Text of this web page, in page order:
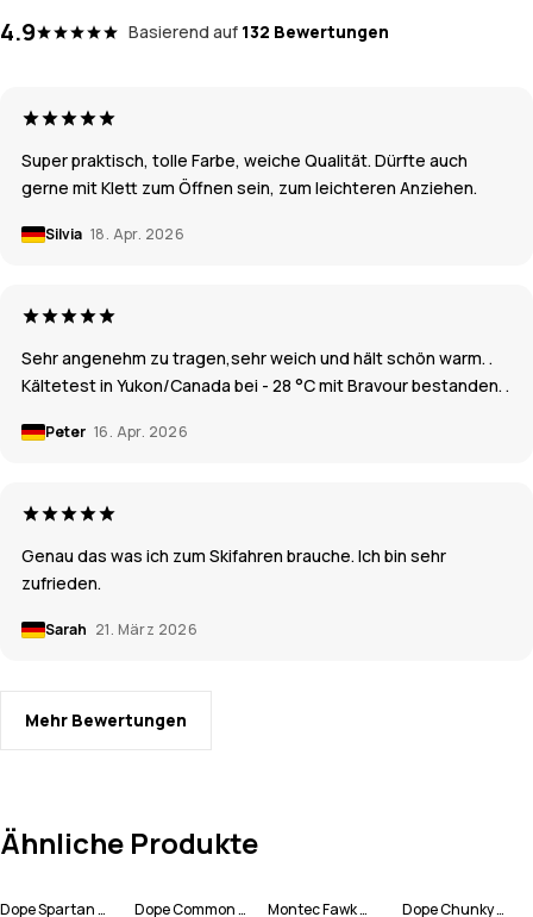
4.9 Basierend auf 132 Bewertungen
Super praktisch, tolle Farbe, weiche Qualität. Dürfte auch
gerne mit Klett zum Öffnen sein, zum leichteren Anziehen.
Silvia 18. Apr. 2026
Sehr angenehm zu tragen,sehr weich und hält schön warm. .
Kältetest in Yukon/Canada bei - 28 °C mit Bravour bestanden. .
Peter 16. Apr. 2026
Genau das was ich zum Skifahren brauche. Ich bin sehr
zufrieden.
Sarah 21. März 2026
Mehr Bewertungen
Ähnliche Produkte
Dope Spartan W Snowboardjacke Damen
Dope Common W Hoodie Damen
Montec Fawk W Snowboardhose Damen
Dope Chunky Mütze